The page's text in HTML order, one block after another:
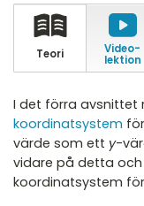
Teori
Video­
lektion
I det förra avsnittet
koordinatsystem
värde som ett y-
vidare på detta och
koordinatsystem
1
2
4
5